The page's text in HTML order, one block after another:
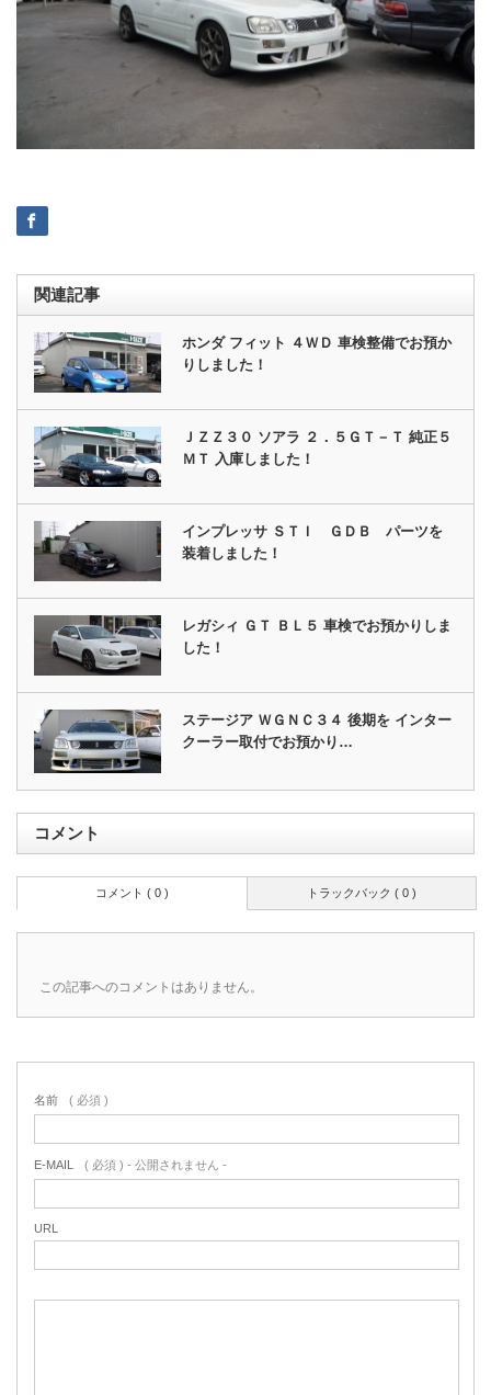
関連記事
ホンダ フィット ４ＷＤ 車検整備でお預か
りしました！
ＪＺＺ３０ ソアラ ２．５ＧＴ－Ｔ 純正５
ＭＴ 入庫しました！
インプレッサ ＳＴＩ ＧＤＢ パーツを
装着しました！
レガシィ ＧＴ ＢＬ５ 車検でお預かりしま
した！
ステージア ＷＧＮＣ３４ 後期を インター
クーラー取付でお預かり…
コメント
トラックバック ( 0 )
コメント ( 0 )
この記事へのコメントはありません。
名前 ( 必須 )
E-MAIL ( 必須 ) - 公開されません -
URL